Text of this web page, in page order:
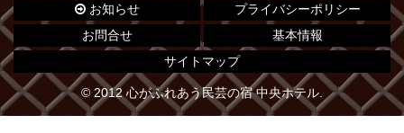
お知らせ
プライバシーポリシー
お問合せ
基本情報
サイトマップ
© 2012 心がふれあう民芸の宿 中央ホテル.